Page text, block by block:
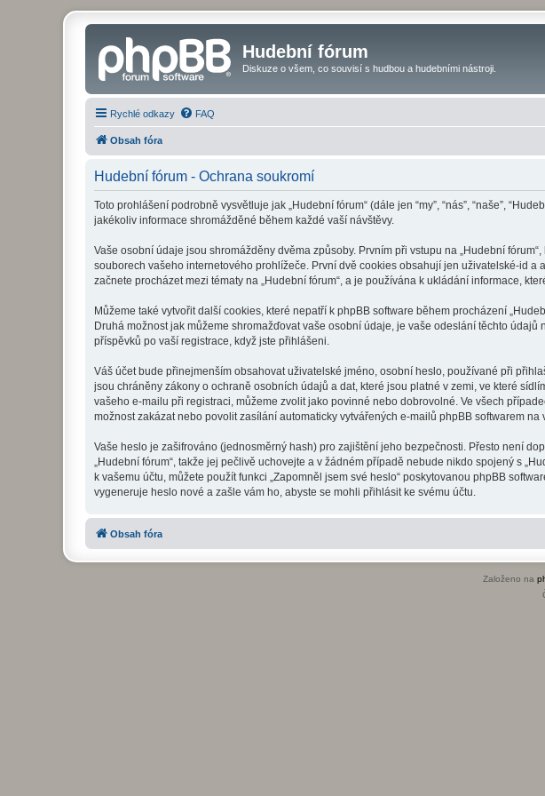
Hudební fórum
Diskuze o všem, co souvisí s hudbou a hudebními nástroji.
Rychlé odkazy FAQ
Obsah fóra
Hudební fórum - Ochrana soukromí
Toto prohlášení podrobně vysvětluje jak „Hudební fórum“ (dále jen “my”, “nás”, “naše”,
jakékoliv informace shromážděné během každé vaší návštěvy.
Vaše osobní údaje jsou shromážděny dvěma způsoby. Prvním při vstupu na „Hudební
souborech vašeho internetového prohlížeče. První dvě cookies obsahují jen uživatelské-id
začnete procházet mezi tématy na „Hudební fórum“, a je používána k ukládání informace,
Můžeme také vytvořit další cookies, které nepatří k phpBB software během procházení
Druhá možnost jak můžeme shromažďovat vaše osobní údaje, je vaše odeslání těchto
příspěvků po vaší registrace, když jste přihlášeni.
Váš účet bude přinejmenším obsahovat uživatelské jméno, osobní heslo, používané při
jsou chráněny zákony o ochraně osobních údajů a dat, které jsou platné v zemi, ve které
vašeho e-mailu při registraci, můžeme zvolit jako povinné nebo dobrovolné. Ve všech
možnost zakázat nebo povolit zasílání automaticky vytvářených e-mailů phpBB softwarem na
Vaše heslo je zašifrováno (jednosměrný hash) pro zajištění jeho bezpečnosti. Přesto není
„Hudební fórum“, takže jej pečlivě uchovejte a v žádném případě nebude nikdo spojený s
k vašemu účtu, můžete použít funkci „Zapomněl jsem své heslo“ poskytovanou phpBB
vygeneruje heslo nové a zašle vám ho, abyste se mohli přihlásit ke svému účtu.
Obsah fóra
Založeno na